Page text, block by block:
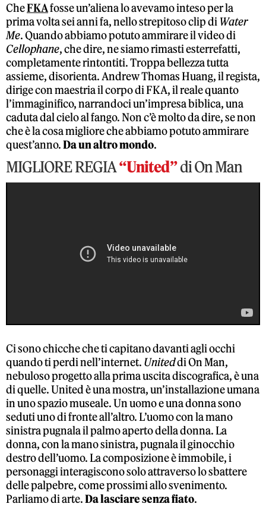
CheFKAfosse un’aliena lo avevamo inteso per la
prima volta sei anni fa, nello strepitoso clip di Water
Me. Quando abbiamo potuto ammirare il video di
Cellophane, che dire, ne siamo rimasti esterrefatti,
completamente rintontiti. Troppa bellezza tutta
assieme, disorienta. Andrew Thomas Huang, il regista,
dirige con maestria il corpo di FKA, il reale quanto
l’immaginifico, narrandoci un’impresa biblica, una
caduta dal cielo al fango. Non c’è molto da dire, se non
che è la cosa migliore che abbiamo potuto ammirare
quest’anno.Da un altro mondo.
MIGLIORE REGIA“United”di On Man
Ci sono chicche che ti capitano davanti agli occhi
quando ti perdi nell’internet. Uniteddi On Man,
nebuloso progetto alla prima uscita discografica, è una
di quelle. United è una mostra, un’installazione umana
in uno spazio museale. Un uomo e una donna sono
seduti uno di fronte all’altro. L’uomo con la mano
sinistra pugnala il palmo aperto della donna. La
donna, con la mano sinistra, pugnala il ginocchio
destro dell’uomo. La composizione è immobile, i
personaggi interagiscono solo attraverso lo sbattere
delle palpebre, come prossimi allo svenimento.
Parliamo di arte.Da lasciare senza fiato.